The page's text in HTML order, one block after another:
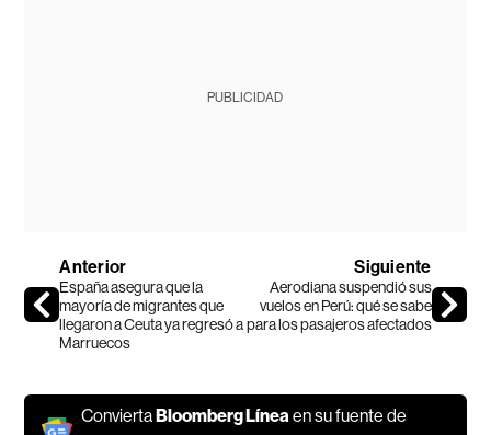
PUBLICIDAD
Anterior
España asegura que la
mayoría de migrantes que
llegaron a Ceuta ya regresó a
Marruecos
Siguiente
Aerodiana suspendió sus
vuelos en Perú: qué se sabe
para los pasajeros afectados
ConviertaBloomberg Líneaen su fuente de